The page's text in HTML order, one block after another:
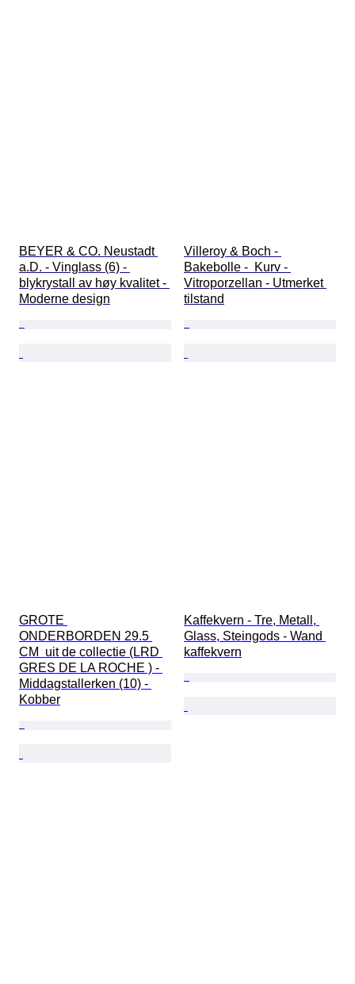
BEYER & CO. Neustadt
a.D. - Vinglass (6) -
blykrystall av høy kvalitet -
Moderne design
Villeroy & Boch -
Bakebolle -  Kurv -
Vitroporzellan - Utmerket
tilstand
GROTE
ONDERBORDEN 29.5
CM  uit de collectie (LRD
GRES DE LA ROCHE ) -
Middagstallerken (10) -
Kobber
Kaffekvern - Tre, Metall,
Glass, Steingods - Wand
kaffekvern